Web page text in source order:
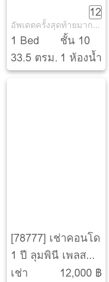
12
อัพเดตครั้งสุดท้ายมากกว่า 30 วัน
1 Bed
33.5 ตรม.
ชั้น 10
1 ห้องน้ำ
[78777] เช่าคอนโด
1 ปี ลุมพินี เพลส
ปิ่นเกล้า 2
เช่า
12,000 ฿